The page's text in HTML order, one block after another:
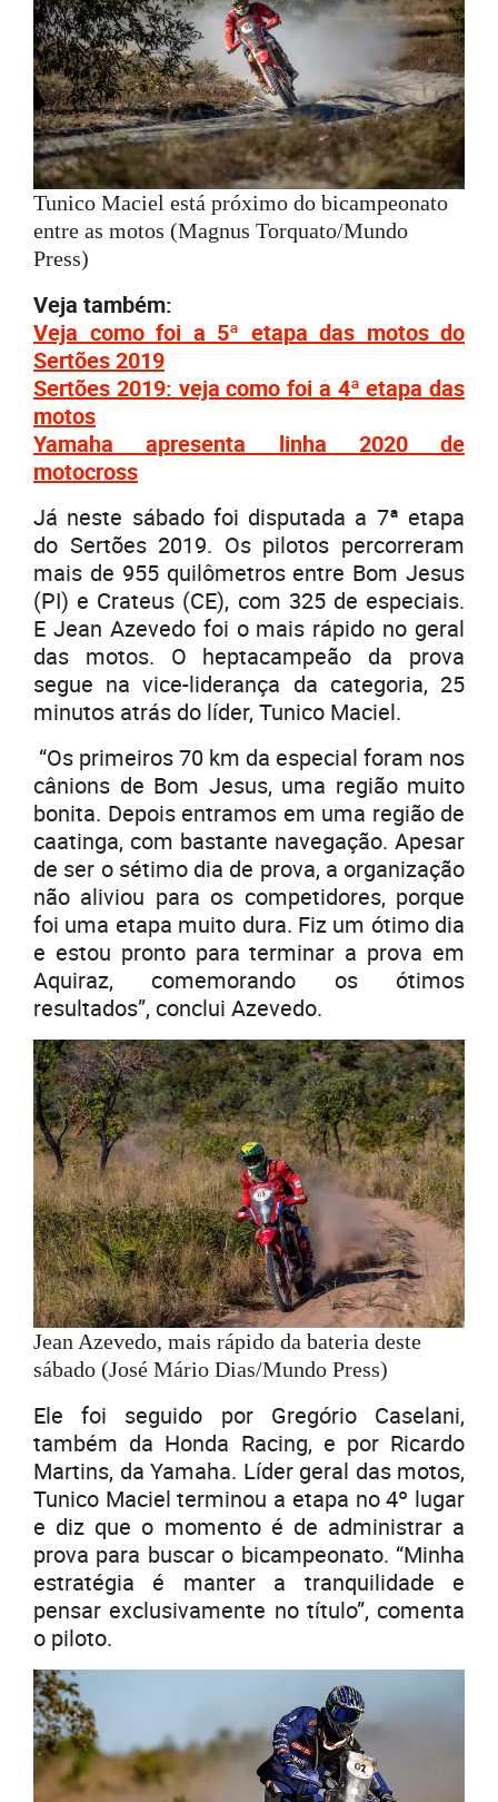
Tunico Maciel está próximo do bicampeonato
entre as motos (Magnus Torquato/Mundo
Press)
Veja também:
Veja como foi a 5ª etapa das motos do
Sertões 2019
Sertões 2019: veja como foi a 4ª etapa das
motos
Yamaha apresenta linha 2020 de
motocross
Já neste sábado foi disputada a 7ª etapa
do Sertões 2019. Os pilotos percorreram
mais de 955 quilômetros entre Bom Jesus
(PI) e Crateus (CE), com 325 de especiais.
E Jean Azevedo foi o mais rápido no geral
das motos. O heptacampeão da prova
segue na vice-liderança da categoria, 25
minutos atrás do líder, Tunico Maciel.
“Os primeiros 70 km da especial foram nos
cânions de Bom Jesus, uma região muito
bonita. Depois entramos em uma região de
caatinga, com bastante navegação. Apesar
de ser o sétimo dia de prova, a organização
não aliviou para os competidores, porque
foi uma etapa muito dura. Fiz um ótimo dia
e estou pronto para terminar a prova em
Aquiraz, comemorando os ótimos
resultados”, conclui Azevedo.
Jean Azevedo, mais rápido da bateria deste
sábado (José Mário Dias/Mundo Press)
Ele foi seguido por Gregório Caselani,
também da Honda Racing, e por Ricardo
Martins, da Yamaha. Líder geral das motos,
Tunico Maciel terminou a etapa no 4º lugar
e diz que o momento é de administrar a
prova para buscar o bicampeonato. “Minha
estratégia é manter a tranquilidade e
pensar exclusivamente no título”, comenta
o piloto.